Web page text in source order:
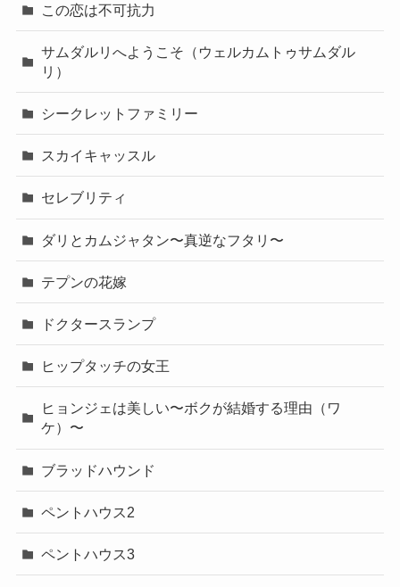
この恋は不可抗力
サムダルリへようこそ（ウェルカムトゥサムダル
リ）
シークレットファミリー
スカイキャッスル
セレブリティ
ダリとカムジャタン〜真逆なフタリ〜
テプンの花嫁
ドクタースランプ
ヒップタッチの女王
ヒョンジェは美しい〜ボクが結婚する理由（ワ
ケ）〜
ブラッドハウンド
ペントハウス2
ペントハウス3